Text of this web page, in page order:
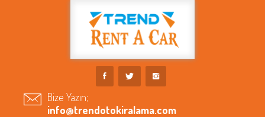
Bize Yazın;
info@trendotokiralama.com